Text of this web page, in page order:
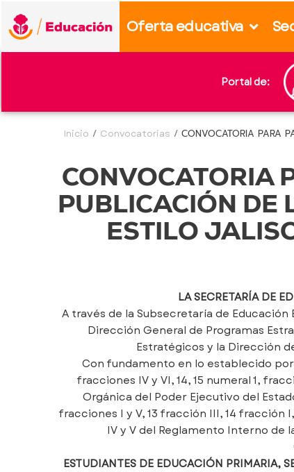
Oferta educativa
Portal de:
Inicio / Convocatorias / CONVOCATORIA PARA
CONVOCATORIA
PUBLICACIÓN DE
ESTILO
LA SECRETARÍA DE
A través de la Subsecretaría de
Dirección General de Programas
Estratégicos y la Dirección
Con fundamento en lo establecido por
fracciones IV y VI, 14, 15 numeral 1,
Orgánica del Poder Ejecutivo del
fracciones I y V, 13 fracción III, 14 fracción
IV y V del Reglamento Interno de
ESTUDIANTES DE EDUCACIÓN PRIMARIA,